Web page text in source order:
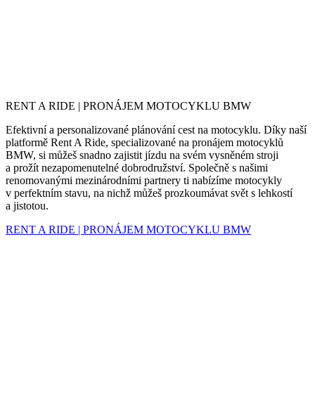
RENT A RIDE | PRONÁJEM MOTOCYKLU BMW
Efektivní a personalizované plánování cest na motocyklu. Díky naší
platformě Rent A Ride, specializované na pronájem motocyklů
BMW, si můžeš snadno zajistit jízdu na svém vysněném stroji
a prožít nezapomenutelné dobrodružství. Společně s našimi
renomovanými mezinárodními partnery ti nabízíme motocykly
v perfektním stavu, na nichž můžeš prozkoumávat svět s lehkostí
a jistotou.
RENT A RIDE | PRONÁJEM MOTOCYKLU BMW